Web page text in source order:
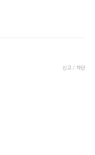
신고 / 차단